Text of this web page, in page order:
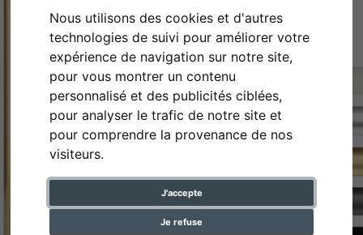
Nous utilisons des cookies et d'autres
technologies de suivi pour améliorer votre
expérience de navigation sur notre site,
pour vous montrer un contenu
personnalisé et des publicités ciblées,
pour analyser le trafic de notre site et
pour comprendre la provenance de nos
visiteurs.
J'accepte
Je refuse
Retour